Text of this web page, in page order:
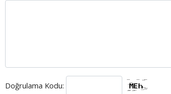
Doğrulama Kodu: